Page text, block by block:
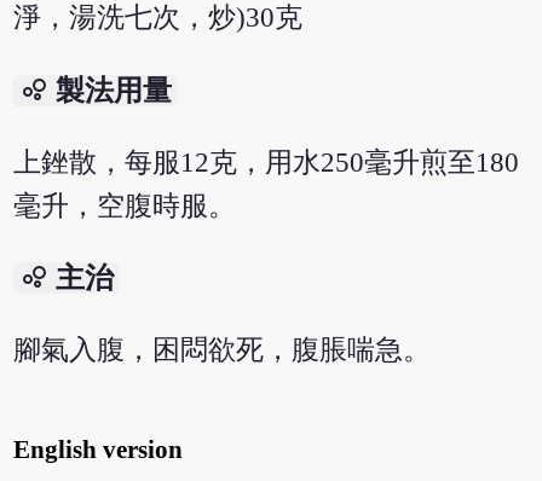
淨，湯洗七次，炒)30克
bubble_chart 製法用量
上銼散，每服12克，用水250毫升煎至180
毫升，空腹時服。
bubble_chart 主治
腳氣入腹，困悶欲死，腹脹喘急。
English version